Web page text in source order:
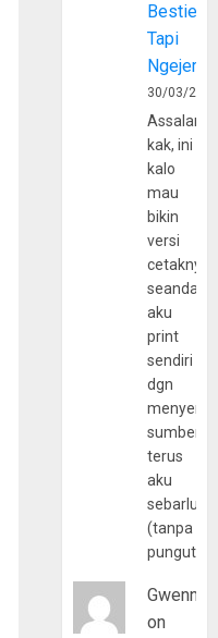
Bestie
Tapi
30/03/
kak, ini
kalo
mau
bikin
versi
cetaknya
aku
print
sendiri
dgn
sumber
terus
aku
(tanpa
Gwenny
on